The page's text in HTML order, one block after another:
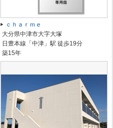
ｃｈａｒｍｅ
大分県中津市大字大塚
日豊本線「中津」駅 徒歩19分
築15年